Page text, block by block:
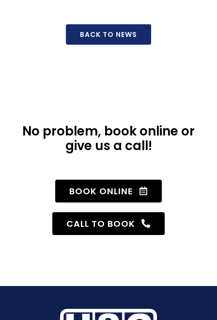
BACK TO NEWS
No problem, book online or
give us a call!
BOOK ONLINE
CALL TO BOOK